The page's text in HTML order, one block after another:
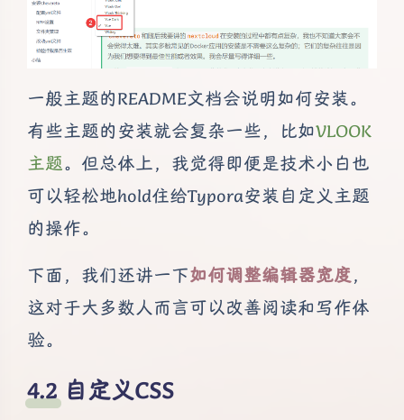
一般主题的README文档会说明如何安装。
有些主题的安装就会复杂一些，比如VLOOK
主题。但总体上，我觉得即便是技术小白也
可以轻松地hold住给Typora安装自定义主题
的操作。
下面，我们还讲一下如何调整编辑器宽度，
这对于大多数人而言可以改善阅读和写作体
验。
自定义CSS